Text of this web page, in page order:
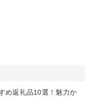
め返礼品10選！魅力か